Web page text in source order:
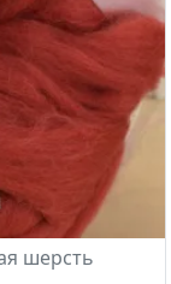
шерсть